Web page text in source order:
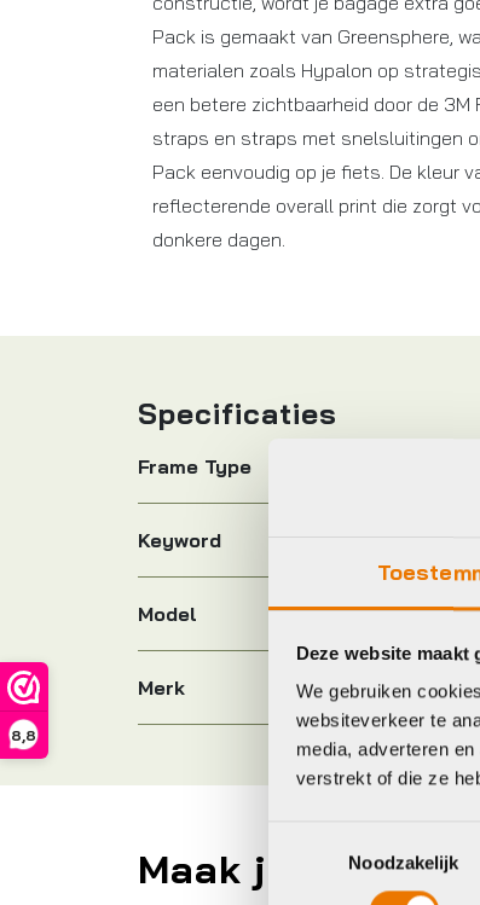
Deze website maakt
We gebruiken
websiteverkeer te
media, adverteren
verstrekt of die ze
Noodzakelijk
8,8
Pack is gemaakt van Greensphere,
materialen zoals Hypalon op
een betere zichtbaarheid door de 3M
straps en straps met snelsluitingen
Pack eenvoudig op je fiets. De kleur
reflecterende overall print die zorgt
donkere dagen.
Specificaties
Frame Type
Keyword
Model
Merk
Maak je fiets